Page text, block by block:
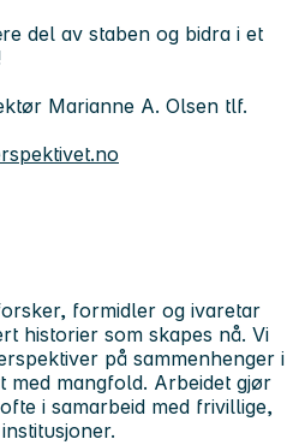
del av staben og bidra i et
Marianne A. Olsen tlf.
formidler og ivaretar
historier som skapes nå. Vi
på sammenhenger i
mangfold. Arbeidet gjør
i samarbeid med frivillige,